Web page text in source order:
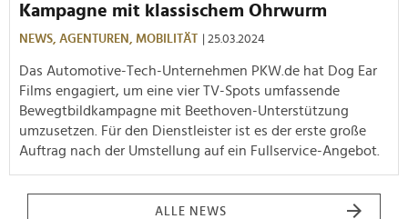
Kampagne mit klassischem Ohrwurm
NEWS, AGENTUREN, MOBILITÄT | 25.03.2024
Das Automotive-Tech-Unternehmen PKW.de hat Dog Ear
Films engagiert, um eine vier TV-Spots umfassende
Bewegtbildkampagne mit Beethoven-Unterstützung
umzusetzen. Für den Dienstleister ist es der erste große
Auftrag nach der Umstellung auf ein Fullservice-Angebot.
ALLE NEWS